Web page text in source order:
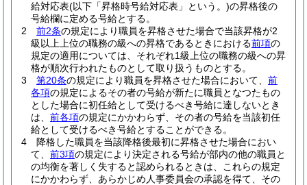
給対応表(以下「昇格時号給対応表」という。)の昇格後の
号給欄に定める号給とする。
2
前2条の規定により職員を昇格させた場合で当該昇格が2
級以上上位の職務の級への昇格であるときにおける前項の
規定の適用については、それぞれ1級上位の職務の級への昇
格が順次行われたものとして取り扱うものとする。
3
第20条の規定により職員を昇格させた場合において、 前
各項の規定によるその者の号給が新たに職員となつたもの
とした場合に初任給として受けるべき号給に達しないとき
は、 前各項の規定にかかわらず、その者の号給を当該初任
給として受けるべき号給とすることができる。
4
降格した職員を当該降格後最初に昇格させた場合におい
て、 前3項の規定により決定される号給が部内の他の職員と
の均衡を著しく失すると認められるときは、これらの規定
にかかわらず、あらかじめ人事委員会の承認を得て、その